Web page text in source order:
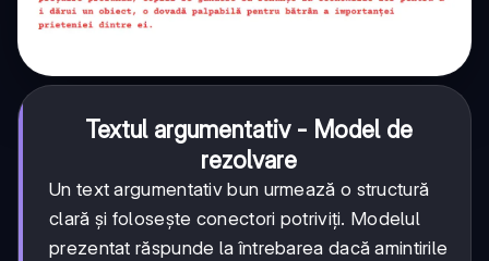
Textul argumentativ - Model de
rezolvare
Un text argumentativ bun urmează o structură
clară și folosește conectori potriviți. Modelul
prezentat răspunde la întrebarea dacă amintirile